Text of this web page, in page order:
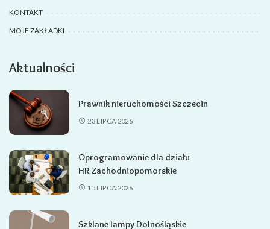
KONTAKT
MOJE ZAKŁADKI
Aktualności
Prawnik nieruchomości Szczecin
23 LIPCA 2026
Oprogramowanie dla działu
HR Zachodniopomorskie
15 LIPCA 2026
Szklane lampy Dolnośląskie